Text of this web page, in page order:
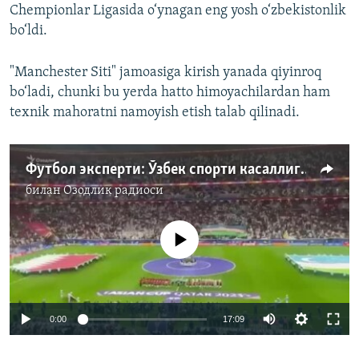
Chempionlar Ligasida o‘ynagan eng yosh o‘zbekistonlik
bo‘ldi.
"Manchester Siti" jamoasiga kirish yanada qiyinroq
bo‘ladi, chunki bu yerda hatto himoyachilardan ham
texnik mahoratni namoyish etish talab qilinadi.
Футбол эксперти: Ўзбек спорти касаллиги юқоридан бошланган
биланОзодлик радиоси
Айни дамда медиа-манба мавжуд эмас
0:00 17:09